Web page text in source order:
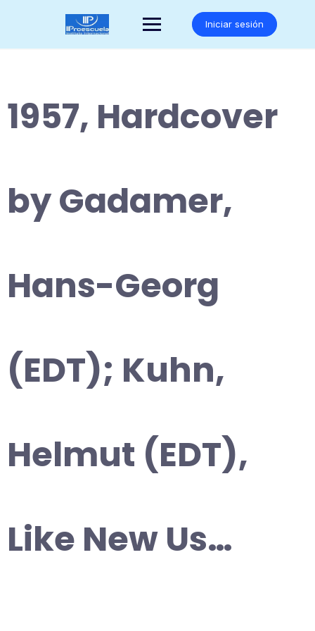
Iniciar sesión
1957, Hardcover
by Gadamer,
Hans-Georg
(EDT); Kuhn,
Helmut (EDT),
Like New Us…